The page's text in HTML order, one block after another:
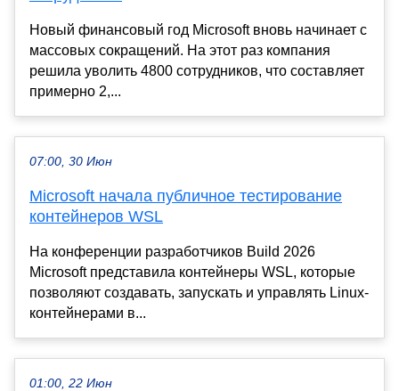
Новый финансовый год Microsoft вновь начинает с
массовых сокращений. На этот раз компания
решила уволить 4800 сотрудников, что составляет
примерно 2,...
07:00, 30 Июн
Microsoft начала публичное тестирование
контейнеров WSL
На конференции разработчиков Build 2026
Microsoft представила контейнеры WSL, которые
позволяют создавать, запускать и управлять Linux-
контейнерами в...
01:00, 22 Июн